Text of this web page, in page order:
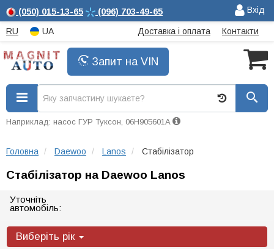
(050) 015-13-65 (096) 703-49-65 Вхід
RU UA Доставка і оплата Контакти
Запит на VIN
Наприклад: насос ГУР Туксон, 06H905601A
Головна Daewoo Lanos Стабілізатор
Стабілізатор на Daewoo Lanos
Уточніть
автомобіль:
Виберіть рік